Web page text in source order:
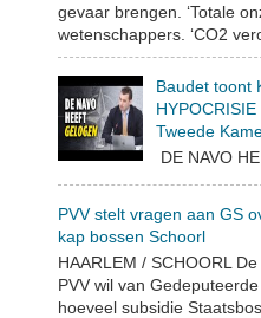
gevaar brengen. ‘Totale
wetenschappers. ‘CO2
Baudet toont
Tweede
DE NAVO
PVV stelt vragen aan GS
kap bossen Schoorl
HAARLEM / SCHOORL
PVV wil van
hoeveel subsidie